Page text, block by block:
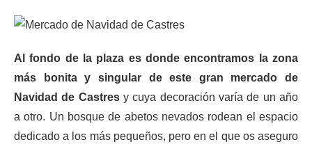
Al fondo de la plaza es donde encontramos la zona
más bonita y singular de este gran mercado de
Navidad de Castresy cuya decoración varía de un año
a otro. Un bosque de abetos nevados rodean el espacio
dedicado a los más pequeños, pero en el que os aseguro